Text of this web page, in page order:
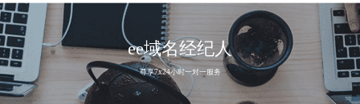
ee域名经纪人
尊享7x24小时一对一服务